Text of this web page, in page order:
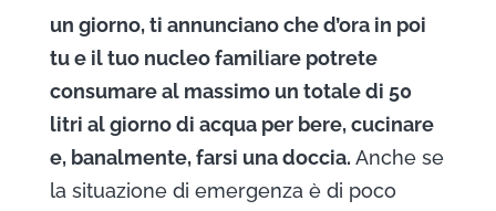
un giorno, ti annunciano che d’ora in poi
tu e il tuo nucleo familiare potrete
consumare al massimo un totale di 50
litri al giorno di acqua per bere, cucinare
e, banalmente, farsi una doccia. Anche se
la situazione di emergenza è di poco